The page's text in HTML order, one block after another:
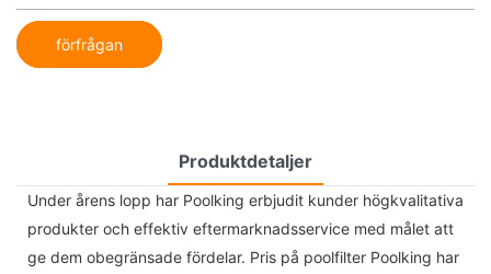
förfrågan
Produktdetaljer
Under årens lopp har Poolking erbjudit kunder högkvalitativa
produkter och effektiv eftermarknadsservice med målet att
ge dem obegränsade fördelar. Pris på poolfilter Poolking har